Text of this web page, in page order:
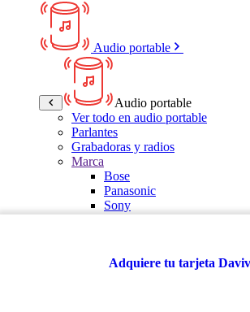
Audio portable
Audio portable
Ver todo en audio portable
Parlantes
Grabadoras y radios
Marca
Bose
Panasonic
Sony
Multitech
Adquiere tu tarjeta